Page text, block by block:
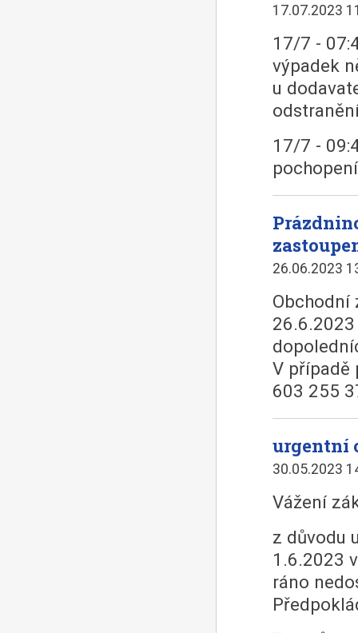
17.07.2023
17/7 -
výpadek
u
17/7 -
26.06.2023
Obchodní
26.6.2023
V případě
603 255
urgentní
30.05.2023
Vážení
z důvodu
1.6.2023
ráno